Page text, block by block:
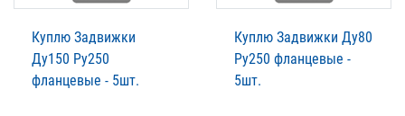
Куплю Задвижки
Ду150 Ру250
фланцевые - 5шт.
Куплю Задвижки Ду80
Ру250 фланцевые -
5шт.